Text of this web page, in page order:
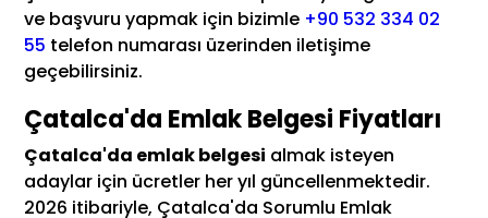
ve başvuru yapmak için bizimle +90 532 334 02
55 telefon numarası üzerinden iletişime
geçebilirsiniz.
Çatalca'da Emlak Belgesi Fiyatları
Çatalca'da emlak belgesi almak isteyen
adaylar için ücretler her yıl güncellenmektedir.
2026 itibariyle, Çatalca'da Sorumlu Emlak